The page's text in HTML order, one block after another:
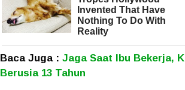
Baca Juga : Jaga Saat Ibu Bekerja,
Berusia 13 Tahun